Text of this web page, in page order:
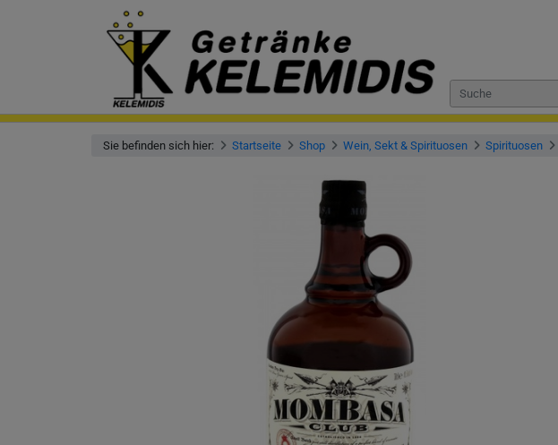
Sie befinden sich hier: Startseite Shop Wein, Sekt & Spirituosen Spirituosen